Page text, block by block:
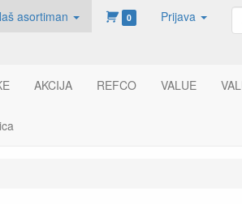
asortiman 0 Prijava
AKCIJA REFCO VALUE